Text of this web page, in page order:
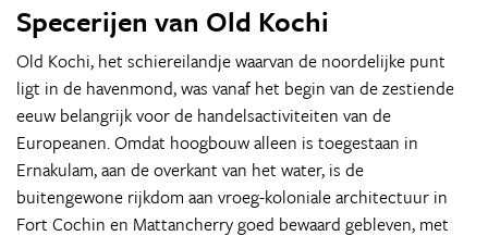
Specerijen van Old Kochi
Old Kochi, het schiereilandje waarvan de noordelijke punt
ligt in de havenmond, was vanaf het begin van de zestiende
eeuw belangrijk voor de handelsactiviteiten van de
Europeanen. Omdat hoogbouw alleen is toegestaan in
Ernakulam, aan de overkant van het water, is de
buitengewone rijkdom aan vroeg-koloniale architectuur in
Fort Cochin en Mattancherry goed bewaard gebleven, met